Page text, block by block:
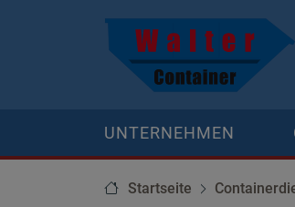
UNTERNEHMEN
Startseite